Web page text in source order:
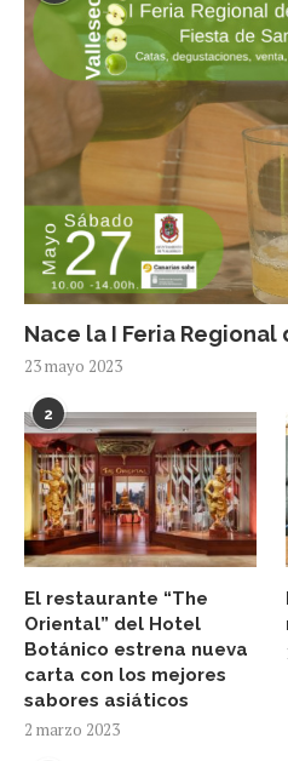
Nace la I Feria Regional
23 mayo 2023
2
El restaurante “The
Oriental” del Hotel
Botánico estrena nueva
carta con los mejores
sabores asiáticos
2 marzo 2023